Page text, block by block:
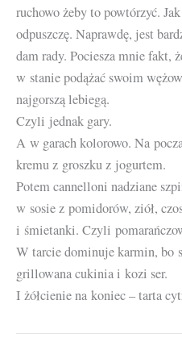
ruchowo żeby to powtórzyć.
odpuszczę. Naprawdę, jest
dam rady. Pociesza mnie fakt,
w stanie podążać swoim
najgorszą lebiegą.
Czyli jednak gary.
A w garach kolorowo. Na
kremu z groszku z jogurtem.
Potem cannelloni nadziane
w sosie z pomidorów, ziół,
i śmietanki. Czyli
W tarcie dominuje karmin, bo
grillowana cukinia i kozi ser.
I żółcienie na koniec – tarta